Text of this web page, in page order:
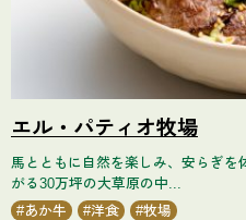
エル・パティオ牧場
馬とともに自然を楽しみ、安らぎを
がる30万坪の大草原の中...
あか牛
洋食 牧場